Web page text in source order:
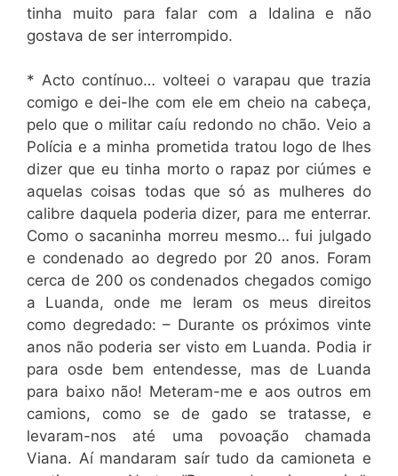
tinha muito para falar com a Idalina e não
gostava de ser interrompido.
* Acto contínuo… volteei o varapau que trazia
comigo e dei-lhe com ele em cheio na cabeça,
pelo que o militar caíu redondo no chão. Veio a
Polícia e a minha prometida tratou logo de lhes
dizer que eu tinha morto o rapaz por ciúmes e
aquelas coisas todas que só as mulheres do
calibre daquela poderia dizer, para me enterrar.
Como o sacaninha morreu mesmo… fui julgado
e condenado ao degredo por 20 anos. Foram
cerca de 200 os condenados chegados comigo
a Luanda, onde me leram os meus direitos
como degredado: – Durante os próximos vinte
anos não poderia ser visto em Luanda. Podia ir
para osde bem entendesse, mas de Luanda
para baixo não! Meteram-me e aos outros em
camions, como se de gado se tratasse, e
levaram-nos até uma povoação chamada
Viana. Aí mandaram saír tudo da camioneta e